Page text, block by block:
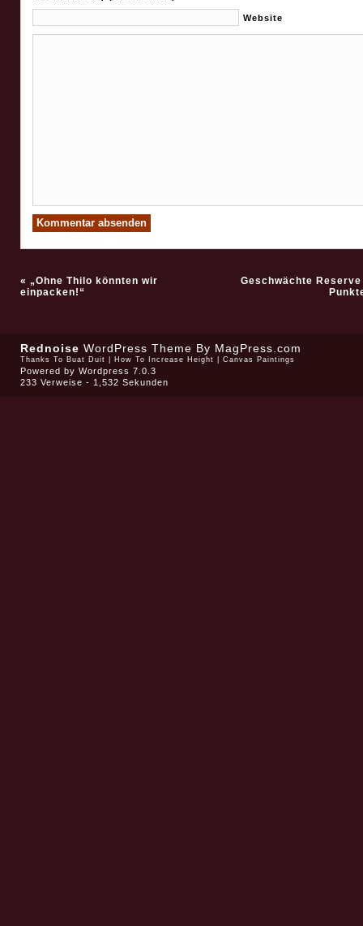
Website
« „Ohne Thilo könnten wir
einpacken!“
Geschwächte
Rednoise WordPress Theme By MagPress.com
Thanks To Buat Duit How To Increase Height Canvas Paintings
Powered by Wordpress 7.0.3
233 Verweise - 1,532 Sekunden